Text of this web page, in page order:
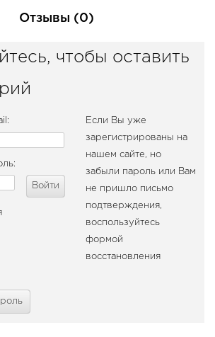
Отзывы (0)
чтобы оставить
Войти
Если Вы уже
зарегистрированы на
нашем сайте, но
забыли пароль или Вам
не пришло письмо
подтверждения,
воспользуйтесь
формой
восстановления